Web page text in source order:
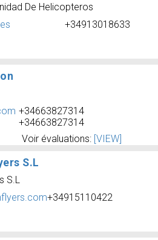
De Helicopteros
+34913018633
+34663827314
+34663827314
Voir évaluations: [VIEW]
S.L
S.L
+34915110422